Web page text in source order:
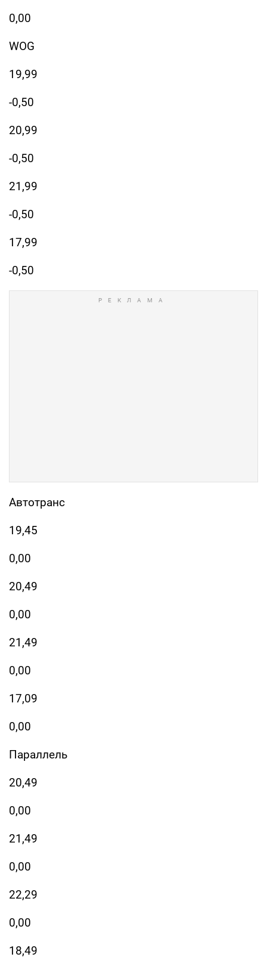
0,00
WOG
19,99
-0,50
20,99
-0,50
21,99
-0,50
17,99
-0,50
Автотранс
19,45
0,00
20,49
0,00
21,49
0,00
17,09
0,00
Параллель
20,49
0,00
21,49
0,00
22,29
0,00
18,49